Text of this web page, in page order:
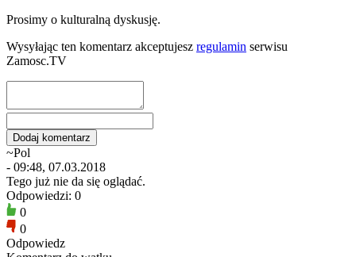
Prosimy o kulturalną dyskusję.
Wysyłając ten komentarz akceptujesz regulamin serwisu
Zamosc.TV
~Pol
- 09:48, 07.03.2018
Tego już nie da się oglądać.
Odpowiedzi: 0
0
0
Odpowiedz